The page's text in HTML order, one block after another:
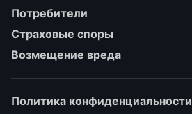
Потребители
Страховые споры
Возмещение вреда
Политика конфиденциальности